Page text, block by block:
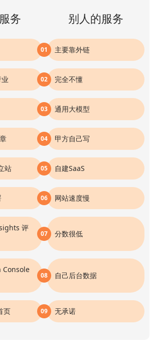
务
站
评
Console
页
别人的服务
01 主要靠外链
02 完全不懂
03 通用大模型
04 甲方自己写
05 自建SaaS
06 网站速度慢
07 分数很低
08 自己后台数据
09 无承诺